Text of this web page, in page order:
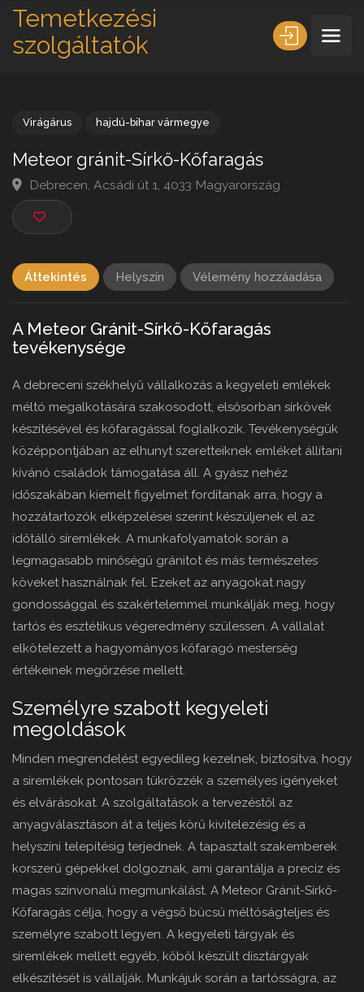
Temetkezési
szolgáltatók
Meteor gránit-Sírkő-Kőfaragás
Debrecen, Acsádi út 1, 4033 Magyarország
Áttekintés Helyszín Vélemény hozzáadása
A Meteor Gránit-Sírkő-Kőfaragás
tevékenysége
A debreceni székhelyű vállalkozás a kegyeleti emlékek
méltó megalkotására szakosodott, elsősorban sírkövek
készítésével és kőfaragással foglalkozik. Tevékenységük
középpontjában az elhunyt szeretteiknek emléket állítani
kívánó családok támogatása áll. A gyász nehéz
időszakában kiemelt figyelmet fordítanak arra, hogy a
hozzátartozók elképzelései szerint készüljenek el az
időtálló síremlékek. A munkafolyamatok során a
legmagasabb minőségű gránitot és más természetes
köveket használnak fel. Ezeket az anyagokat nagy
gondossággal és szakértelemmel munkálják meg, hogy
tartós és esztétikus végeredmény szülessen. A vállalat
elkötelezett a hagyományos kőfaragó mesterség
értékeinek megőrzése mellett.
Személyre szabott kegyeleti
megoldások
Minden megrendelést egyedileg kezelnek, biztosítva, hogy
a síremlékek pontosan tükrözzék a személyes igényeket
és elvárásokat. A szolgáltatások a tervezéstől az
anyagválasztáson át a teljes körű kivitelezésig és a
helyszíni telepítésig terjednek. A tapasztalt szakemberek
korszerű gépekkel dolgoznak, ami garantálja a precíz és
magas színvonalú megmunkálást. A Meteor Gránit-Sírkő-
Kőfaragás célja, hogy a végső búcsú méltóságteljes és
személyre szabott legyen. A kegyeleti tárgyak és
síremlékek mellett egyéb, kőből készült dísztárgyak
elkészítését is vállalják. Munkájuk során a tartósságra, az